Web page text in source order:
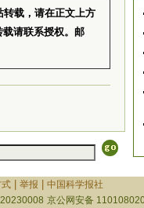
转载，请在正文上方
请联系授权。邮
| 举报
中国科学报社
京公网安备